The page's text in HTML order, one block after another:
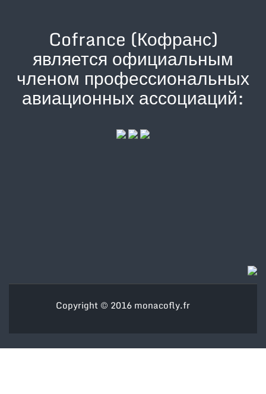
Cofrance (Кофранс)
является официальным
членом профессиональных
авиационных ассоциаций:
Copyright © 2016 monacofly.fr